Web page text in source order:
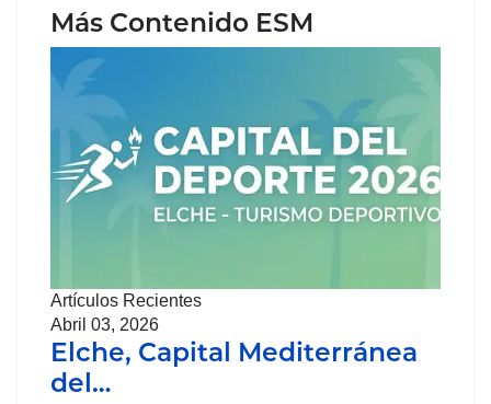
Más Contenido ESM
Artículos Recientes
Abril 03, 2026
Elche, Capital Mediterránea
del…